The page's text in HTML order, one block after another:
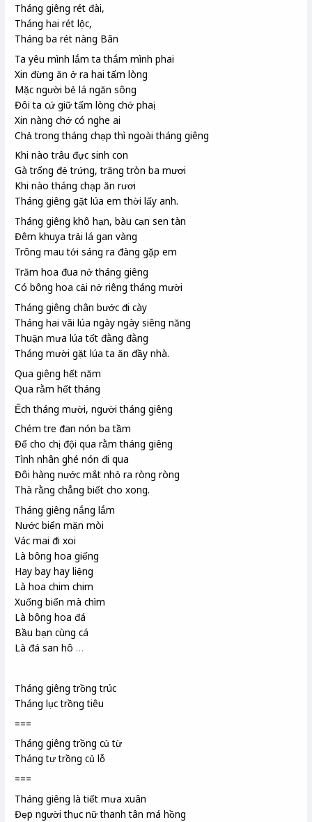
Tháng giêng rét đài,
Tháng hai rét lộc,
Tháng ba rét nàng Bân
Ta yêu mình lắm ta thắm mình phai
Xin đừng ăn ở ra hai tấm lòng
Mặc người bẻ lá ngăn sông
Đôi ta cứ giữ tấm lòng chớ phaị
Xin nàng chớ có nghe ai
Chả trong tháng chạp thì ngoài tháng giêng
Khi nào trâu đực sinh con
Gà trống đẻ trứng, trăng tròn ba mươi
Khi nào tháng chạp ăn rươi
Tháng giêng gặt lúa em thời lấy anh.
Tháng giêng khô hạn, bàu cạn sen tàn
Đêm khuya trải lá gan vàng
Trông mau tới sáng ra đàng gặp em
Trăm hoa đua nở tháng giêng
Có bông hoa cải nở riêng tháng mười
Tháng giêng chân bước đi cày
Tháng hai vãi lúa ngày ngày siêng năng
Thuận mưa lúa tốt đằng đằng
Tháng mười gặt lúa ta ăn đầy nhà.
Qua giêng hết năm
Qua rằm hết tháng
Ếch tháng mười, người tháng giêng
Chém tre đan nón ba tầm
Để cho chị đội qua rằm tháng giêng
Tình nhân ghé nón đi qua
Đôi hàng nước mắt nhỏ ra ròng ròng
Thà rằng chẳng biết cho xong.
Tháng giêng nắng lắm
Nước biển mặn mòi
Vác mai đi xoi
Là bông hoa giếng
Hay bay hay liệng
Là hoa chim chim
Xuống biển mà chìm
Là bông hoa đá
Bầu bạn cùng cá
Là đá san hô …
Tháng giêng trồng trúc
Tháng lụctrồng tiêu
===
Tháng giêng trồng củ từ
Tháng tư trồng củ lỗ
===
Tháng giêng là tiết mưa xuân
Đẹp người thục nữthanh tân má hồng